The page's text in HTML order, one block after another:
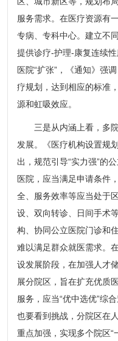
服务需求。在医疗资源有
专病、专科中心。建立不
提供诊疗-护理-康复连续
医院“扩张”，《通知》强
疗规划，达到相应的标准
源和虹吸效应。
三是从内涵上看，多院
发展。《医疗机构设置规
出，规范引导“实力强”的
医院，应当满足申请条件
全、服务效率等应当处于
设、双向转诊、日间手术
构、协同公立医院门诊和
难以满足群众就医需求。
设发展阶段，在加强人才
展分院区，旨在扩充优质
服务，应当“优中选优”综
也要看到挑战，分院区在
重点加强，实现多个院区“